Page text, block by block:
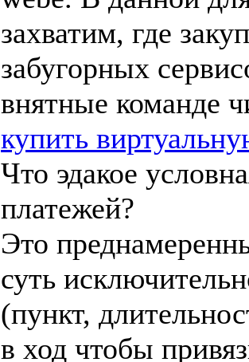
захватим, где
забугорных
внятные команде
купить
Что эдакое
платежей?
Это
суть
(пункт,
в ход чтобы